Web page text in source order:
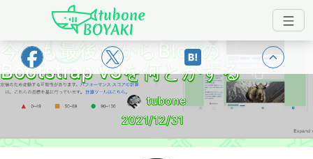
Japanese IT Developer's Blog tubone
今年も最後だからBlogの
Bootstrap v3を何とかする
tubone
2021/12/31
トップ